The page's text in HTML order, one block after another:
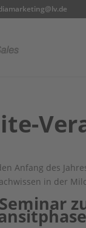
Anfang des
in der